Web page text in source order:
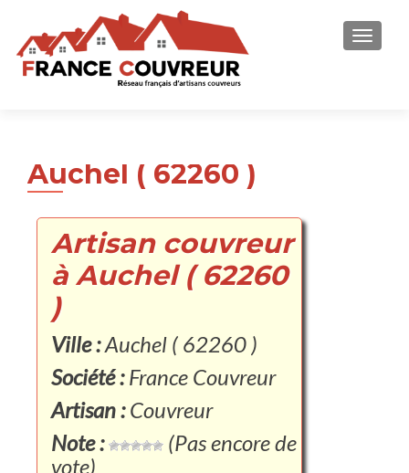
Auchel ( 62260 )
Artisan couvreur
à Auchel ( 62260
)
Ville :Auchel ( 62260 )
Société :France Couvreur
Artisan :Couvreur
Note :
(Pas encore de
vote)